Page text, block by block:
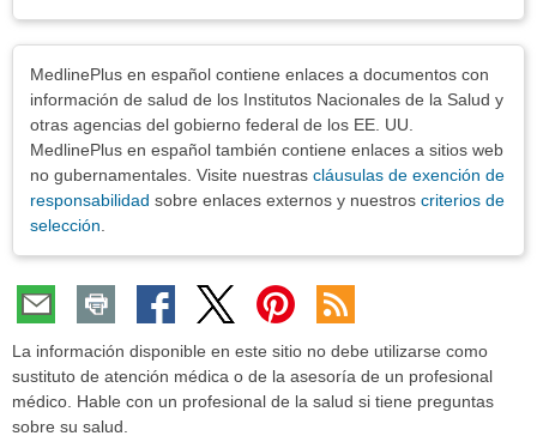
MedlinePlus en español contiene enlaces a documentos con
información de salud de los Institutos Nacionales de la Salud y
otras agencias del gobierno federal de los EE. UU.
MedlinePlus en español también contiene enlaces a sitios web
no gubernamentales. Visite nuestras cláusulas de exención de
responsabilidad sobre enlaces externos y nuestros criterios de
selección
La información disponible en este sitio no debe utilizarse como
sustituto de atención médica o de la asesoría de un profesional
médico. Hable con un profesional de la salud si tiene preguntas
sobre su salud.